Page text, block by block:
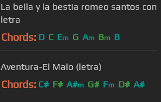
La bella y la bestia romeo santos con
letra
Chords: D C Em G Am Bm B
Aventura-El Malo (letra)
Chords: C# F# A#m G# Fm D# A#